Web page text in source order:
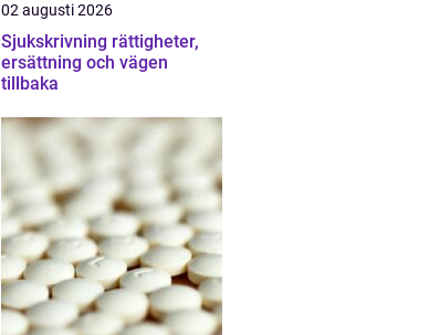
02 augusti 2026
Sjukskrivning rättigheter,
ersättning och vägen
tillbaka